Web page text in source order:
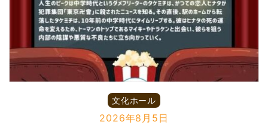
文化ホール
2026年8月5日